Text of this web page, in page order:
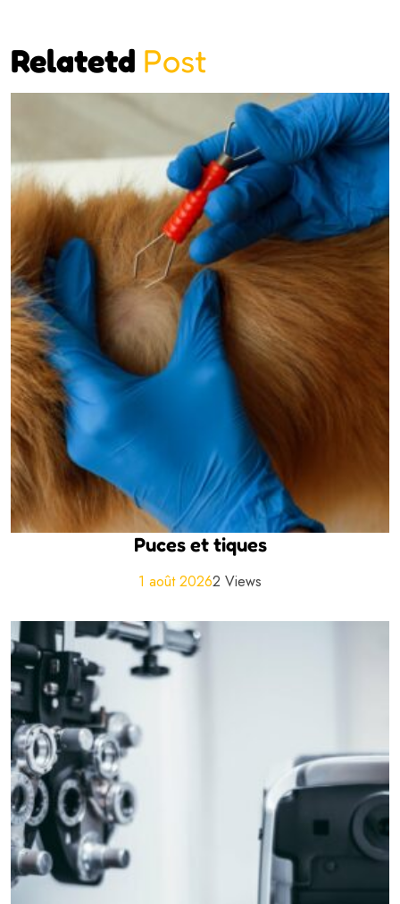
Relatetd Post
Puces et tiques
1 août 20262 Views